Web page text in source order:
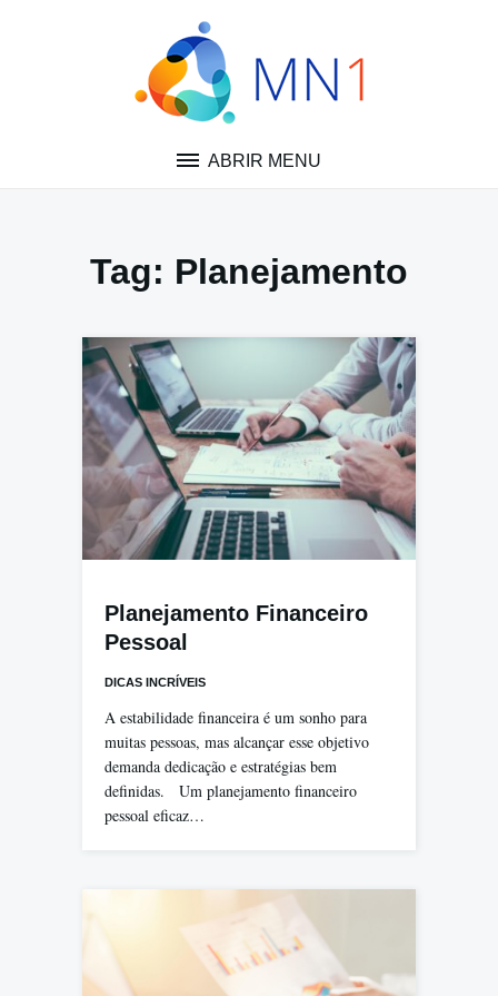
ABRIR MENU
Tag: Planejamento
Planejamento Financeiro
Pessoal
DICAS INCRÍVEIS
A estabilidade financeira é um sonho para
muitas pessoas, mas alcançar esse objetivo
demanda dedicação e estratégias bem
definidas. Um planejamento financeiro
pessoal eficaz…